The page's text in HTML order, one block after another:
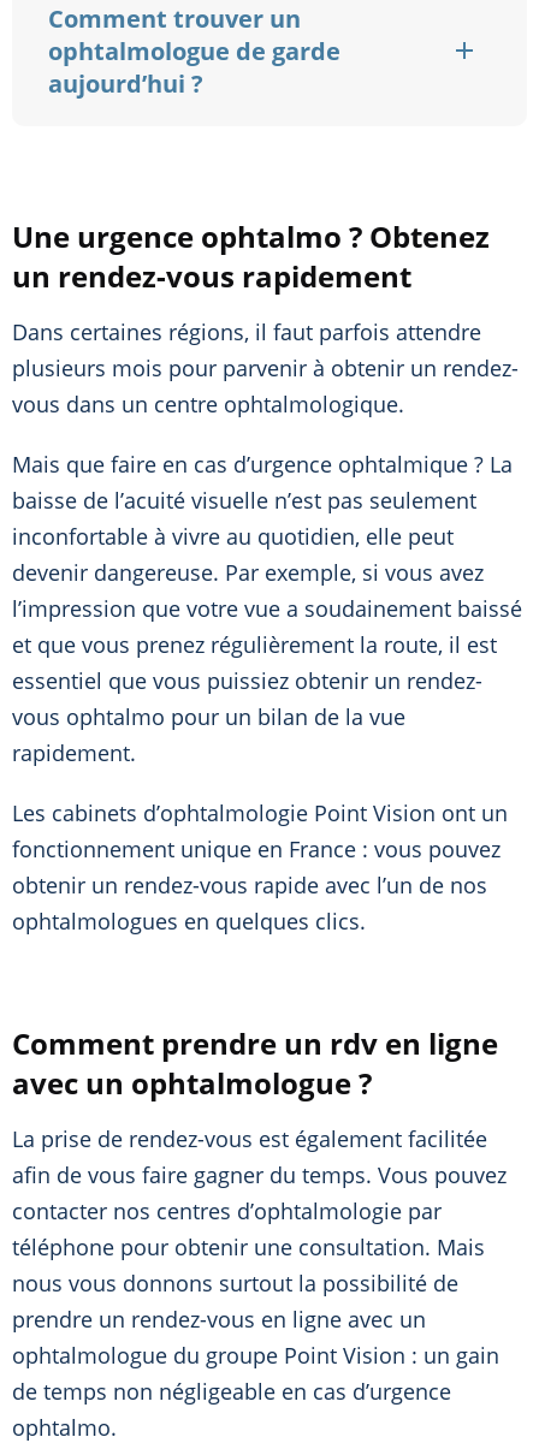
Comment trouver un
ophtalmologue de garde
aujourd’hui ?
Une urgence ophtalmo ? Obtenez
un rendez-vous rapidement
Dans certaines régions, il faut parfois attendre
plusieurs mois pour parvenir à obtenir un rendez-
vous dans un centre ophtalmologique.
Mais que faire en cas d’urgence ophtalmique ? La
baisse de l’acuité visuelle n’est pas seulement
inconfortable à vivre au quotidien, elle peut
devenir dangereuse. Par exemple, si vous avez
l’impression que votre vue a soudainement baissé
et que vous prenez régulièrement la route, il est
essentiel que vous puissiez obtenir un rendez-
vous ophtalmo pour un bilan de la vue
rapidement.
Les cabinets d’ophtalmologie Point Vision ont un
fonctionnement unique en France : vous pouvez
obtenir un rendez-vous rapide avec l’un de nos
ophtalmologues en quelques clics.
Comment prendre un rdv en ligne
avec un ophtalmologue ?
La prise de rendez-vous est également facilitée
afin de vous faire gagner du temps. Vous pouvez
contacter nos centres d’ophtalmologie par
téléphone pour obtenir une consultation. Mais
nous vous donnons surtout la possibilité de
prendre un rendez-vous en ligne avec un
ophtalmologue du groupe Point Vision : un gain
de temps non négligeable en cas d’urgence
ophtalmo.